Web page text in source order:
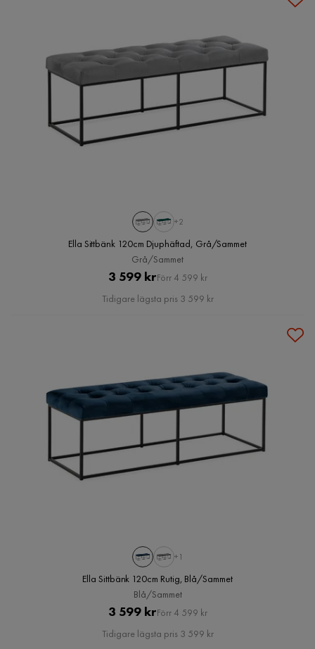
+2
Ella Sittbänk 120cm Djuphäftad, Grå/Sammet
Grå/Sammet
Pris
3 599 krOriginal
Pris
Förr 4 599 kr
Tidigare lägsta pris 3 599 kr
+1
Ella Sittbänk 120cm Rutig, Blå/Sammet
Blå/Sammet
Pris
3 599 krOriginal
Pris
Förr 4 599 kr
Tidigare lägsta pris 3 599 kr